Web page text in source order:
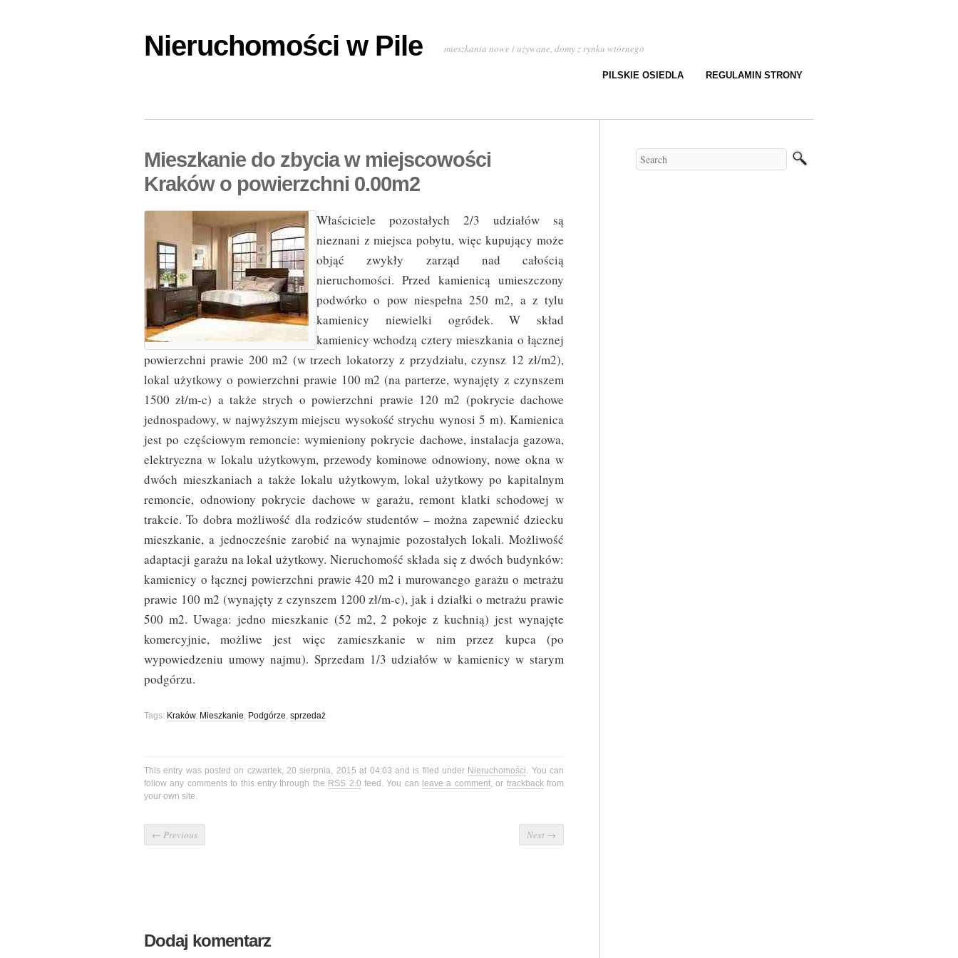
Nieruchomości w Pile mieszkania nowe i używane, domy z rynku wtórnego
PILSKIE OSIEDLA REGULAMIN STRONY
Mieszkanie do zbycia w miejscowości
Kraków o powierzchni 0.00m2
Właściciele pozostałych 2/3 udziałów są
nieznani z miejsca pobytu, więc kupujący może
objąć zwykły zarząd nad całością
nieruchomości. Przed kamienicą umieszczony
podwórko o pow niespełna 250 m2, a z tylu
kamienicy niewielki ogródek. W skład
kamienicy wchodzą cztery mieszkania o łącznej
powierzchni prawie 200 m2 (w trzech lokatorzy z przydziału, czynsz 12 zł/m2),
lokal użytkowy o powierzchni prawie 100 m2 (na parterze, wynajęty z czynszem
1500 zł/m-c) a także strych o powierzchni prawie 120 m2 (pokrycie dachowe
jednospadowy, w najwyższym miejscu wysokość strychu wynosi 5 m). Kamienica
jest po częściowym remoncie: wymieniony pokrycie dachowe, instalacja gazowa,
elektryczna w lokalu użytkowym, przewody kominowe odnowiony, nowe okna w
dwóch mieszkaniach a także lokalu użytkowym, lokal użytkowy po kapitalnym
remoncie, odnowiony pokrycie dachowe w garażu, remont klatki schodowej w
trakcie. To dobra możliwość dla rodziców studentów – można zapewnić dziecku
mieszkanie, a jednocześnie zarobić na wynajmie pozostałych lokali. Możliwość
adaptacji garażu na lokal użytkowy. Nieruchomość składa się z dwóch budynków:
kamienicy o łącznej powierzchni prawie 420 m2 i murowanego garażu o metrażu
prawie 100 m2 (wynajęty z czynszem 1200 zł/m-c), jak i działki o metrażu prawie
500 m2. Uwaga: jedno mieszkanie (52 m2, 2 pokoje z kuchnią) jest wynajęte
komercyjnie, możliwe jest więc zamieszkanie w nim przez kupca (po
wypowiedzeniu umowy najmu). Sprzedam 1/3 udziałów w kamienicy w starym
podgórzu.
Tags: Kraków, Mieszkanie, Podgórze, sprzedaż
This entry was posted on czwartek, 20 sierpnia, 2015 at 04:03 and is filed under Nieruchomości. You can
follow any comments to this entry through the RSS 2.0 feed. You can leave a comment, or trackbackfrom
your own site.
← Previous Next →
Dodaj komentarz